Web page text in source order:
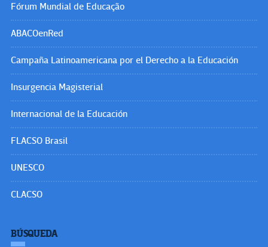
Fórum Mundial de Educação
ABACOenRed
Campaña Latinoamericana por el Derecho a la Educación
Insurgencia Magisterial
Internacional de la Educación
FLACSO Brasil
UNESCO
CLACSO
BÚSQUEDA